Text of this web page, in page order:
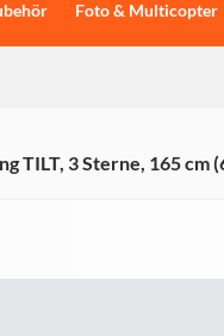
Foto & Multicopter
TILT, 3 Sterne, 165 cm